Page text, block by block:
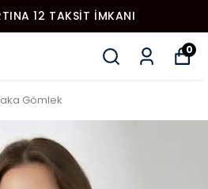
12 TAKSİT İMKANI
0
Gömlek